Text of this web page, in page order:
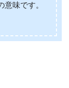
味です。